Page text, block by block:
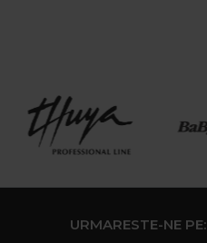
URMARESTE-NE PE: